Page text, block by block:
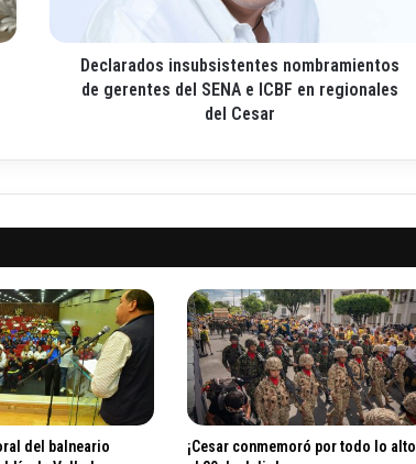
o
u
i
t
e
n
t
e
s
n
m
Declarados insubsistentes nombramientos
de gerentes del SENA e ICBF en regionales
del Cesar
del balneario
¡Cesar conmemoró por todo lo alto